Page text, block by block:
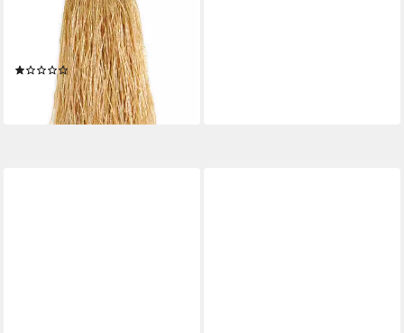
Hawaii Bast Rock 54 cm
Länge Naturfarben Karneval
(1)
lieferbar - in 5-6 Werktagen bei dir